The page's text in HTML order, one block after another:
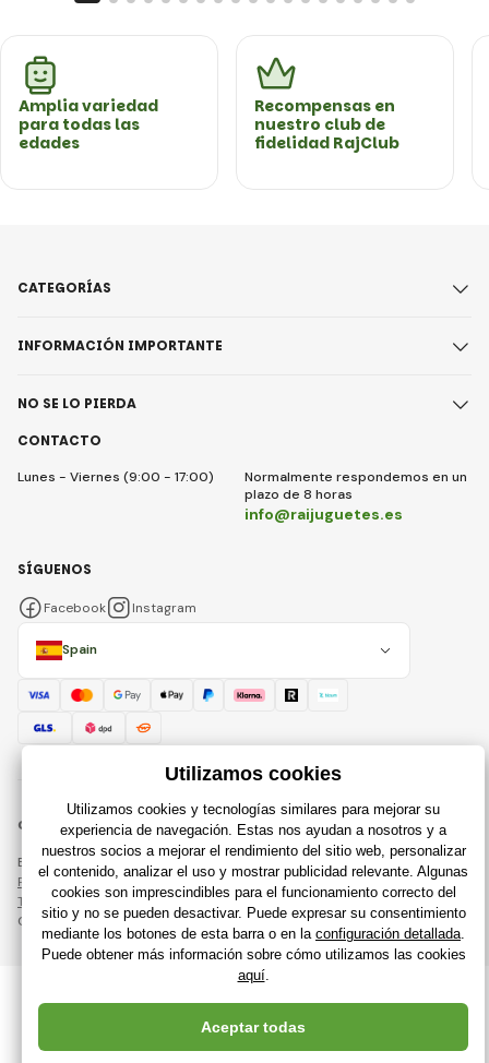
Amplia variedad
para todas las
edades
Recompensas en
nuestro club de
fidelidad RajClub
CONTACTO
Lunes - Viernes (9:00 - 17:00)
Normalmente respondemos en un
plazo de 8 horas
info@raijuguetes.es
CATEGORÍAS
INFORMACIÓN IMPORTANTE
NO SE LO PIERDA
Spain
SÍGUENOS
Facebook Instagram
© 2018 - 2026 Raijuguetes.es, Todos los derechos reservados
Esta página está protegida por reCAPTCHA y se aplican
Política de privacidadcompañías de Google y su
Términos y condiciones.
Creación de tiendas en línea eficientes desdeRIESENIA